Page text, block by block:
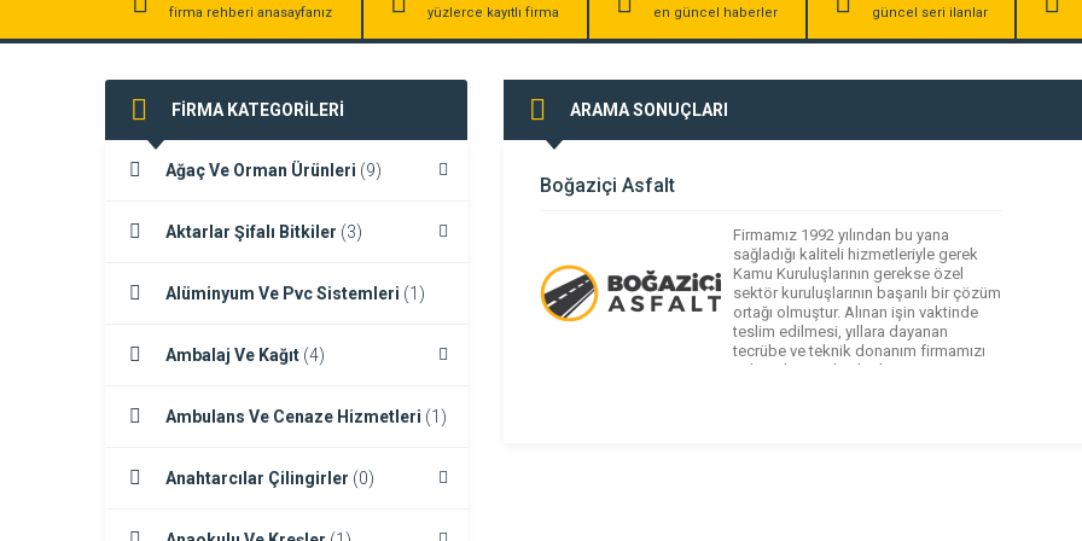
firma rehberi anasayfanız yüzlerce kayıtlı firma en güncel haberler güncel seri ilanlar
FİRMA KATEGORİLERİ
Ağaç Ve Orman Ürünleri (9)
Aktarlar Şifalı Bitkiler (3)
Alüminyum Ve Pvc Sistemleri (1)
Ambalaj Ve Kağıt (4)
Ambulans Ve Cenaze Hizmetleri (1)
Anahtarcılar Çilingirler (0)
ARAMA SONUÇLARI
Boğaziçi Asfalt
Firmamız 1992 yılından bu yana
sağladığı kaliteli hizmetleriyle gerek
Kamu Kuruluşlarının gerekse özel
sektör kuruluşlarının başarılı bir çözüm
ortağı olmuştur. Alınan işin vaktinde
teslim edilmesi, yıllara dayanan
tecrübe ve teknik donanım firmamızı
sektörde aranılan bir konuma